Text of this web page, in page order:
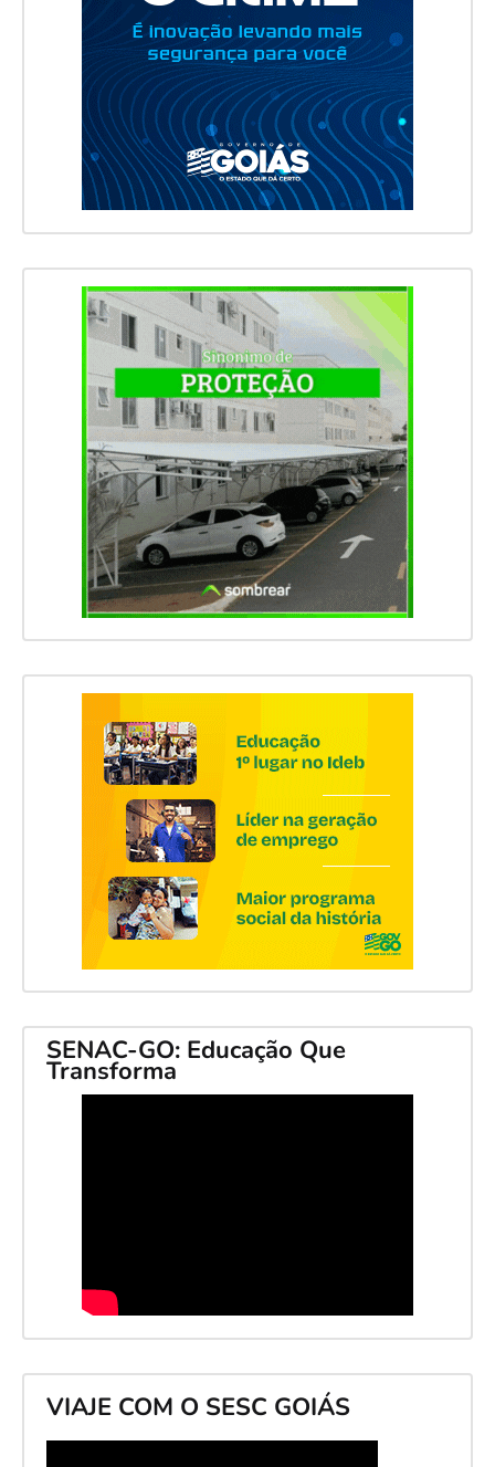
SENAC-GO: Educação Que
Transforma
VIAJE COM O SESC GOIÁS